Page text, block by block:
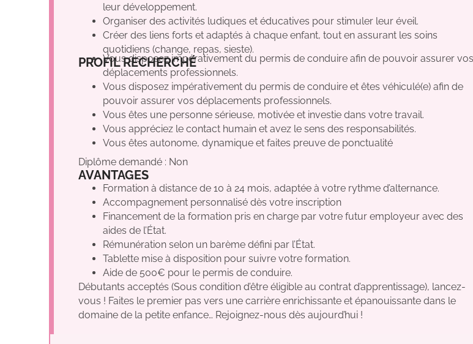
leur développement.
Organiser des activités ludiques et éducatives pour stimuler leur éveil.
Créer des liens forts et adaptés à chaque enfant, tout en assurant les soins
quotidiens (change, repas, sieste).
PROFIL RECHERCHÉ
NonOuiOuiGE
Vous disposez impérativement du permis de conduire afin de pouvoir assurer vos
déplacements professionnels.
Vous disposez impérativement du permis de conduire et êtes véhiculé(e) afin de
pouvoir assurer vos déplacements professionnels.
Vous êtes une personne sérieuse, motivée et investie dans votre travail.
Vous appréciez le contact humain et avez le sens des responsabilités.
Vous êtes autonome, dynamique et faites preuve de ponctualité
Diplôme demandé : Non
AVANTAGES
Formation à distance de 10 à 24 mois, adaptée à votre rythme d’alternance.
Accompagnement personnalisé dès votre inscription
Financement de la formation pris en charge par votre futur employeur avec des
aides de l’État.
Rémunération selon un barème défini par l’État.
Tablette mise à disposition pour suivre votre formation.
Aide de 500€ pour le permis de conduire.
Débutants acceptés (Sous condition d’être éligible au contrat d’apprentissage), lancez-
vous ! Faites le premier pas vers une carrière enrichissante et épanouissante dans le
domaine de la petite enfance… Rejoignez-nous dès aujourd’hui !